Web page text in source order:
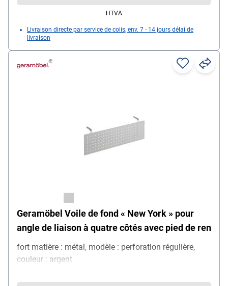
HTVA
Livraison directe par service de colis, env. 7 - 14 jours délai de
livraison
Geramöbel Voile de fond « New York » pour
angle de liaison à quatre côtés avec pied de ren
fort matière : métal, modèle : perforation régulière,
couleur : argent